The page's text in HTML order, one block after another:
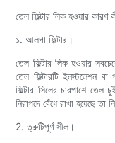
তেল ফিল্টার লিক হওয়ার কারণ
১. আলগা ফিল্টার।
তেল ফিল্টার লিক হওয়ার
তেল ফিল্টারটি ইনস্টলেশন
ফিল্টার সিলের চারপাশে তেল
নিরাপদে বেঁধে রাখা হয়েছে তা
2. ত্রুটিপূর্ণ সীল।